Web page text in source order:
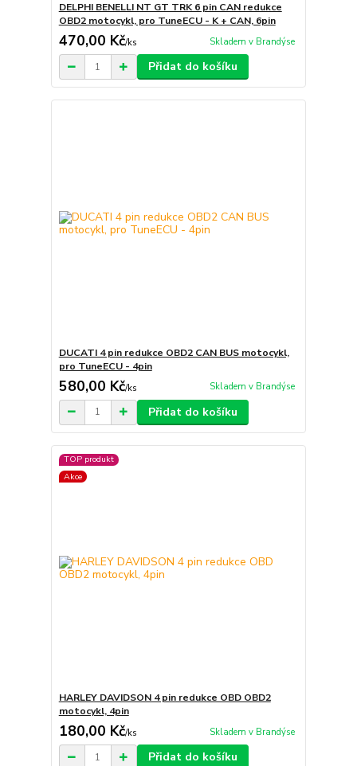
DELPHI BENELLI NT GT TRK 6 pin CAN redukce
OBD2 motocykl, pro TuneECU - K + CAN, 6pin
470,00 Kč/ks Skladem v Brandýse
Přidat do košíku
DUCATI 4 pin redukce OBD2 CAN BUS motocykl,
pro TuneECU - 4pin
580,00 Kč/ks Skladem v Brandýse
Přidat do košíku
TOP produkt
Akce
HARLEY DAVIDSON 4 pin redukce OBD OBD2
motocykl, 4pin
180,00 Kč/ks Skladem v Brandýse
Přidat do košíku